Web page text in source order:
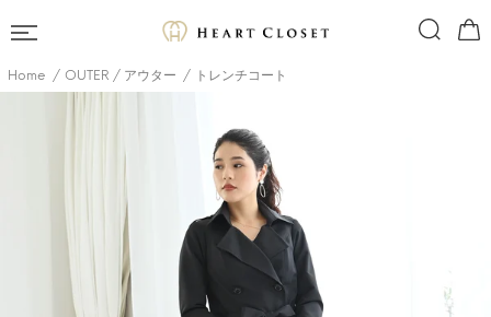
Home OUTER / アウター トレンチコート